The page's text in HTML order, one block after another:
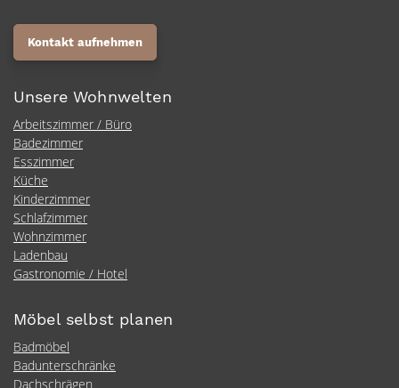
Kontakt aufnehmen
Unsere Wohnwelten
Arbeitszimmer / Büro
Badezimmer
Esszimmer
Küche
Kinderzimmer
Schlafzimmer
Wohnzimmer
Ladenbau
Gastronomie / Hotel
Möbel selbst planen
Badmöbel
Badunterschränke
Dachschrägen